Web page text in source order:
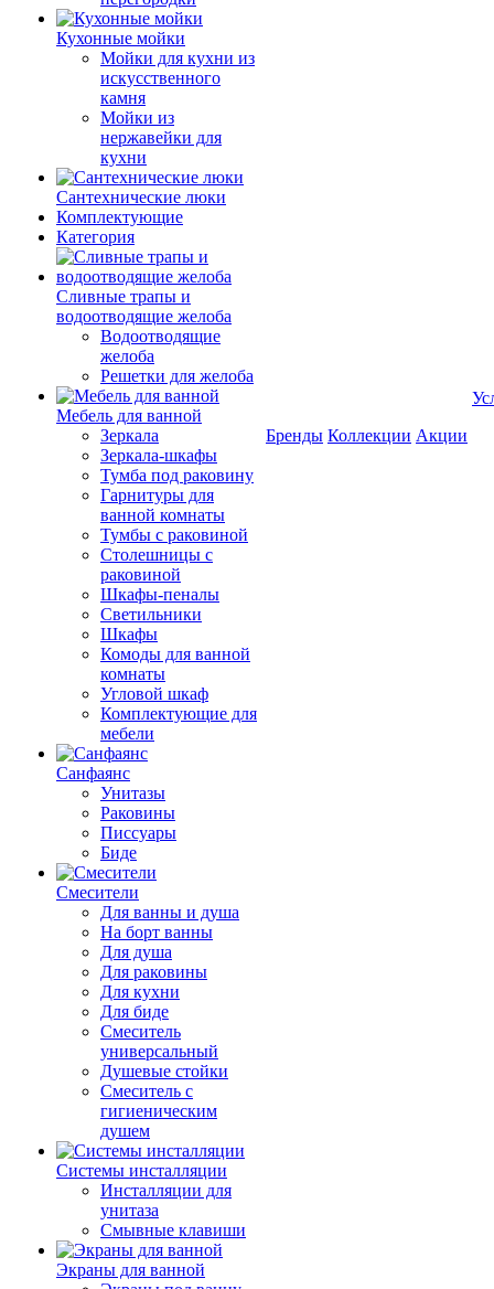
Кухонные мойки
Мойки для кухни из
искусственного
камня
Мойки из
нержавейки для
кухни
Сантехнические люки
Комплектующие
Категория
Cливные трапы и
водоотводящие желоба
Водоотводящие
желоба
Решетки для желоба
Мебель для ванной
Зеркала
Зеркала-шкафы
Тумба под раковину
Гарнитуры для
ванной комнаты
Тумбы с раковиной
Столешницы с
раковиной
Шкафы-пеналы
Светильники
Шкафы
Комоды для ванной
комнаты
Угловой шкаф
Комплектующие для
мебели
Санфаянс
Унитазы
Раковины
Писсуары
Биде
Смесители
Для ванны и душа
На борт ванны
Для душа
Для раковины
Для кухни
Для биде
Смеситель
универсальный
Душевые стойки
Смеситель с
гигиеническим
душем
Системы инсталляции
Инсталляции для
унитаза
Смывные клавиши
Экраны для ванной
Бренды Коллекции Акции